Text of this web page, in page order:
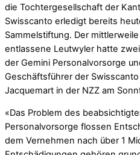
die Tochtergesellschaft der
Swisscanto erledigt bereits
Sammelstiftung. Der
entlassene Leutwyler hatte
der Gemini Personalvorsorge
Geschäftsführer der
Jacquemart in der NZZ am
«Das Problem des
Personalvorsorge flossen
dem Vernehmen nach über 1